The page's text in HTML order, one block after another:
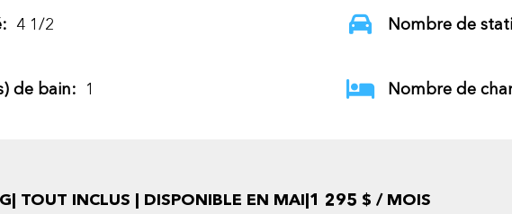
4 1/2
de bain: 1
Nombre de
Nombre de
TOUT INCLUS | DISPONIBLE EN MAI|1 295 $ / MOIS